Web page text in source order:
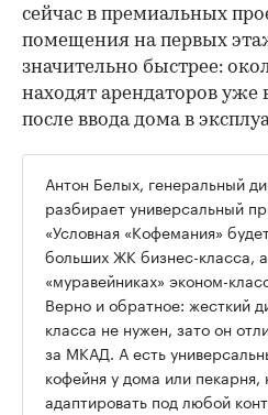
сейчас в премиальных
помещения на первых
значительно быстрее:
находят арендаторов уже
после ввода дома в
Антон Белых, генеральный
разбирает универсальный
«Условная «Кофемания»
больших ЖК бизнес-класса,
«муравейниках» эконом-
Верно и обратное: жесткий
класса не нужен, зато он
за МКАД. А есть
кофейня у дома или
адаптировать под любой